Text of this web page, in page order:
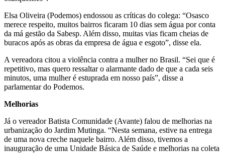
Elsa Oliveira (Podemos) endossou as críticas do colega: “Osasco
merece respeito, muitos bairros ficaram 10 dias sem água por conta
da má gestão da Sabesp. Além disso, muitas vias ficam cheias de
buracos após as obras da empresa de água e esgoto”, disse ela.
A vereadora citou a violência contra a mulher no Brasil. “Sei que é
repetitivo, mas quero ressaltar o alarmante dado de que a cada seis
minutos, uma mulher é estuprada em nosso país”, disse a
parlamentar do Podemos.
Melhorias
Já o vereador Batista Comunidade (Avante) falou de melhorias na
urbanização do Jardim Mutinga. “Nesta semana, estive na entrega
de uma nova creche naquele bairro. Além disso, tivemos a
inauguração de uma Unidade Básica de Saúde e melhorias na coleta